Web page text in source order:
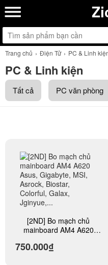
Trang chủ Điện Tử PC & Linh
PC & Linh kiện
Tất cả PC văn phòng
[2ND] Bo mạch chủ
mainboard AM4 A620
Asrock, Biostar, Colorful,
750.000₫